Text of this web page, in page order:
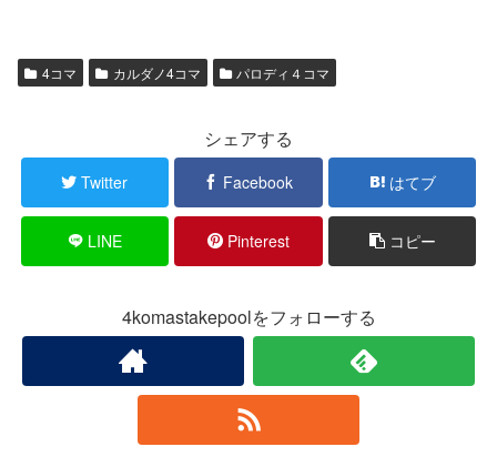
4コマ カルダノ4コマ パロディ４コマ
シェアする
Twitter Facebook はてブ
LINE Pinterest コピー
4komastakepoolをフォローする